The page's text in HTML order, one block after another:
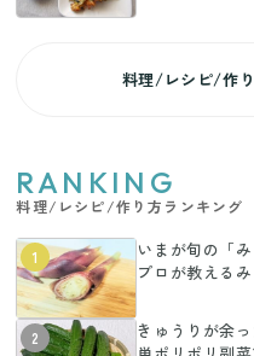
料理/レシピ/作
RANKING
料理/レシピ/作り方ランキング
1
いまが旬の「
プロが教える
2
きゅうりが余